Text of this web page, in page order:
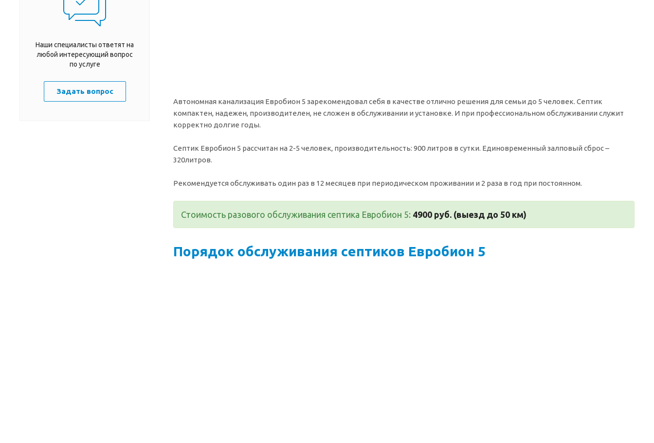
Автономная канализация Евробион 5 зарекомендовал себя в качестве отлично решения для семьи до 5 человек. Септик
компактен, надежен, производителен, не сложен в обслуживании и установке. И при профессиональном обслуживании служит
корректно долгие годы.
Септик Евробион 5 рассчитан на 2-5 человек, производительность: 900 литров в сутки. Единовременный залповый сброс –
320литров.
Рекомендуется обслуживать один раз в 12 месяцев при периодическом проживании и 2 раза в год при постоянном.
Стоимость разового обслуживания септика Евробион 5: 4900 руб. (выезд до 50 км)
Порядок обслуживания септиков Евробион 5
Наши специалисты ответят на
любой интересующий вопрос
по услуге
Задать вопрос